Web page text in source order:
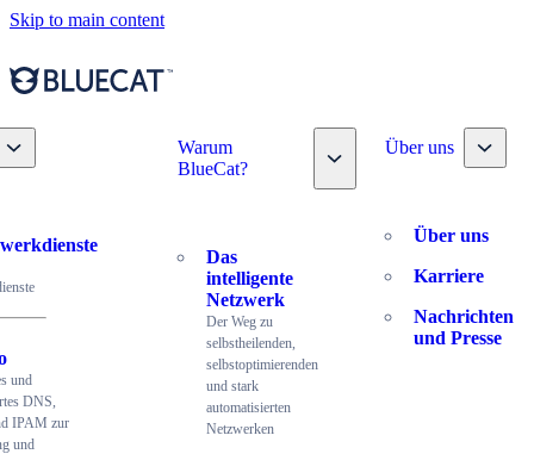
Skip to main content
Toggle nav dropdown
und
DNS,
IPAM zur
und
Warum
BlueCat?
Toggle nav dropdown
Das
intelligente
Netzwerk
Der Weg zu
selbstheilenden,
selbstoptimierenden
und stark
automatisierten
Netzwerken
Über uns Toggle
Über uns
Karriere
Nachrichten
und Presse